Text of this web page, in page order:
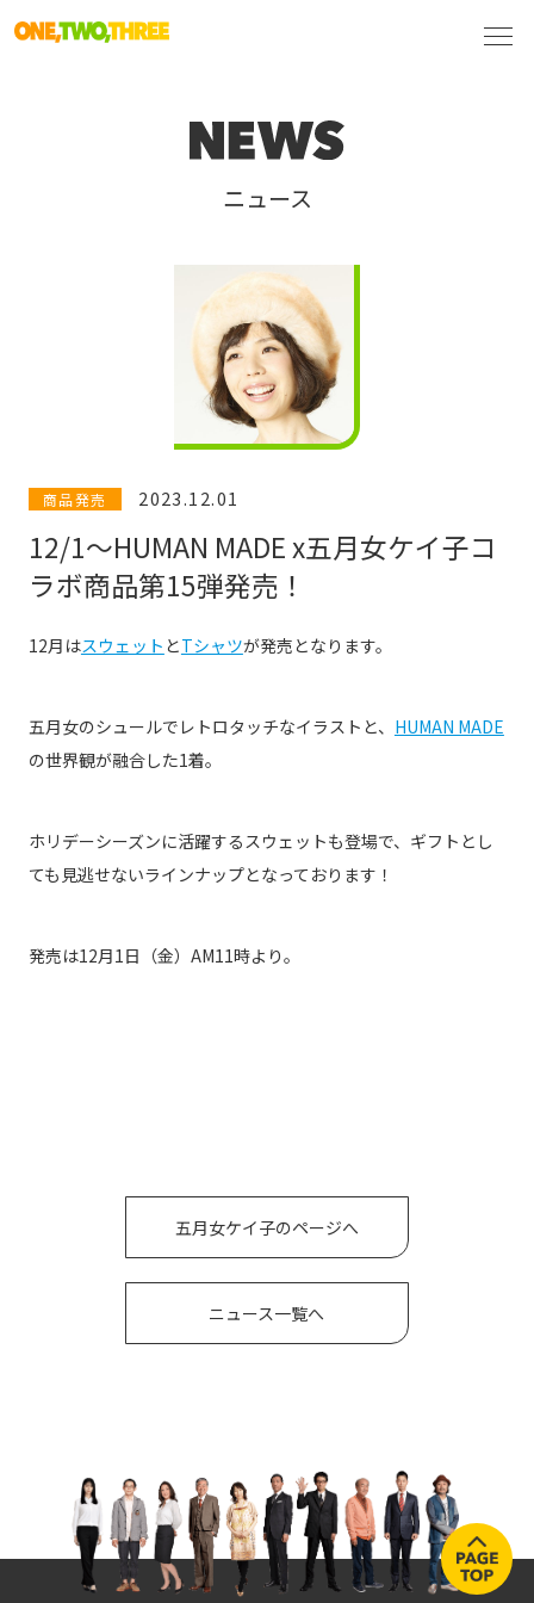
ニュース
商品発売 2023.12.01
12/1〜HUMAN MADE x五月女ケイ子コ
ラボ商品第15弾発売！
12月はスウェット とTシャツが発売となります。
五月女のシュールでレトロタッチなイラストと、 HUMAN MADE
の世界観が融合した1着。
ホリデーシーズンに活躍するスウェットも登場で、ギフトとし
ても見逃せないラインナップとなっております！
発売は12月1日（金）AM11時より。
五月女ケイ子のページへ
ニュース一覧へ